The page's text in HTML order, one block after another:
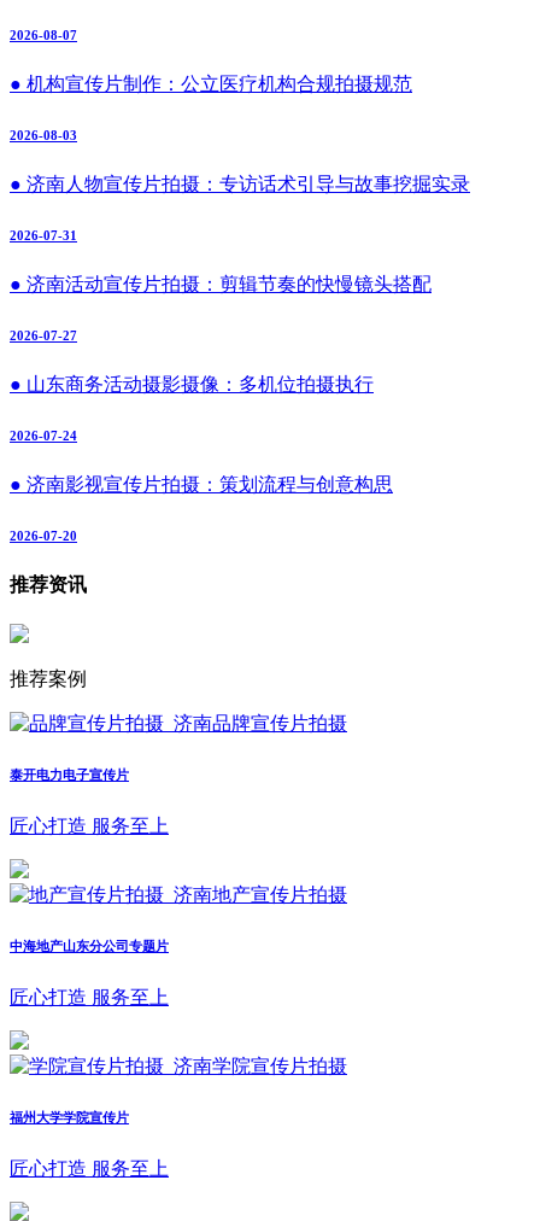
2026-08-07
● 机构宣传片制作：公立医疗机构合规拍摄规范
2026-08-03
● 济南人物宣传片拍摄：专访话术引导与故事挖掘实录
2026-07-31
● 济南活动宣传片拍摄：剪辑节奏的快慢镜头搭配
2026-07-27
● 山东商务活动摄影摄像：多机位拍摄执行
2026-07-24
● 济南影视宣传片拍摄：策划流程与创意构思
2026-07-20
推荐资讯
推荐案例
泰开电力电子宣传片
匠心打造 服务至上
中海地产山东分公司专题片
匠心打造 服务至上
福州大学学院宣传片
匠心打造 服务至上